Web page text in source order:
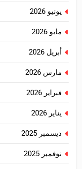
يونيو 2026
مايو 2026
أبريل 2026
مارس 2026
فبراير 2026
يناير 2026
ديسمبر 2025
نوفمبر 2025